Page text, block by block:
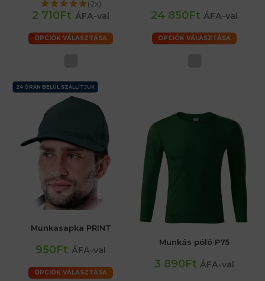
(2x)
2 710Ft ÁFA-val
OPCIÓK VÁLASZTÁSA
24 850Ft ÁFA-val
OPCIÓK VÁLASZTÁSA
24 ÓRÁN BELÜL SZÁLLÍTJUK
Munkasapka PRINT
950Ft ÁFA-val
OPCIÓK VÁLASZTÁSA
Munkás póló P75
3 890Ft ÁFA-val